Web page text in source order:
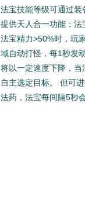
法宝技能等级可通过
提供天人合一功能：
法宝精力>50%时，玩
域自动打怪，每1秒发
将以一定速度下降，
自主选定目标。 但可
法药，法宝每间隔5秒